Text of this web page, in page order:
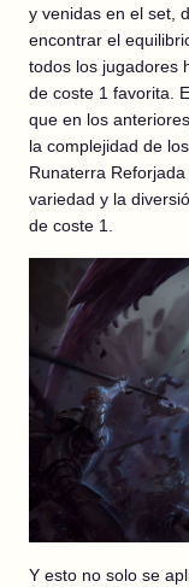
y venidas en el set,
encontrar el
todos los jugadores
de coste 1 favorita.
que en los
la complejidad de
Runaterra
variedad y la
de coste 1.
Y esto no solo se